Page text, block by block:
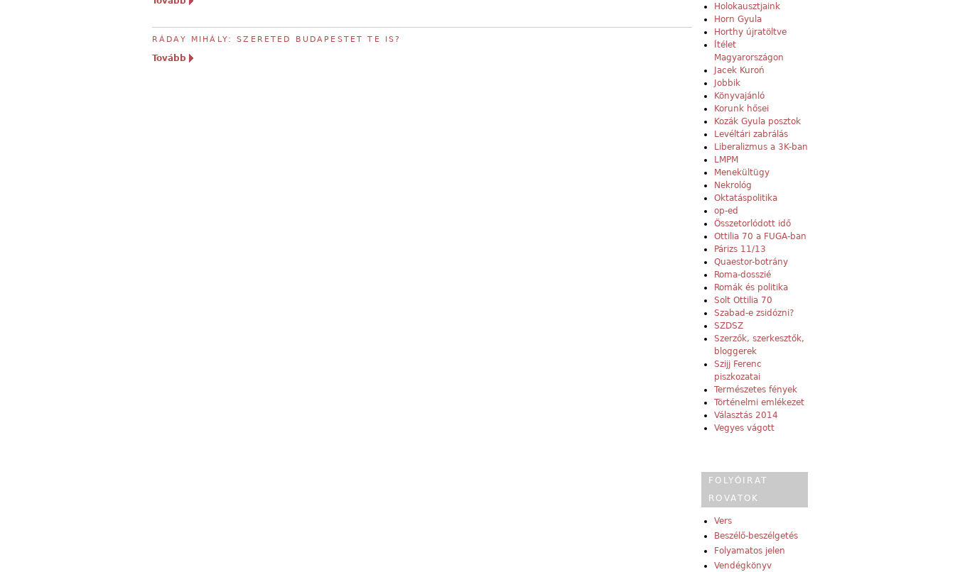
RÁDAY MIHÁLY: SZERETED BUDAPESTET TE IS?
Tovább
Holokausztjaink
Horn Gyula
Horthy újratöltve
Ítélet
Magyarországon
Jacek Kuroń
Jobbik
Könyvajánló
Korunk hősei
Kozák Gyula posztok
Levéltári zabrálás
Liberalizmus a 3K-ban
LMPM
Menekültügy
Nekrológ
Oktatáspolitika
op-ed
Összetorlódott idő
Ottilia 70 a FUGA-ban
Párizs 11/13
Quaestor-botrány
Roma-dosszié
Romák és politika
Solt Ottilia 70
Szabad-e zsidózni?
SZDSZ
Szerzők, szerkesztők,
bloggerek
Szijj Ferenc
piszkozatai
Természetes fények
Történelmi emlékezet
Választás 2014
Vegyes vágott
FOLYÓIRAT
ROVATOK
Vers
Beszélő-beszélgetés
Folyamatos jelen
Vendégkönyv